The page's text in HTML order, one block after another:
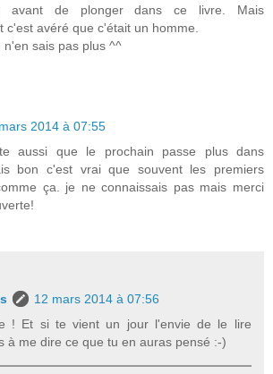
avant de plonger dans ce livre. Mais
c'est avéré que c'était un homme.
n'en sais pas plus ^^
2014 à 07:55
aussi que le prochain passe plus dans
bon c'est vrai que souvent les premiers
ça. je ne connaissais pas mais merci
12 mars 2014 à 07:56
! Et si te vient un jour l'envie de le lire
à me dire ce que tu en auras pensé :-)